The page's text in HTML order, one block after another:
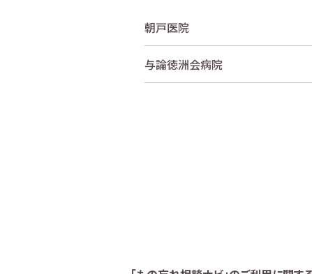
朝戸医院
与論徳洲会病院